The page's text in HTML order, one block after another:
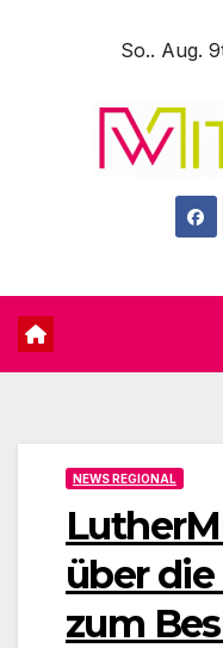
So.. Aug.
NEWS REGIONAL
über
zum